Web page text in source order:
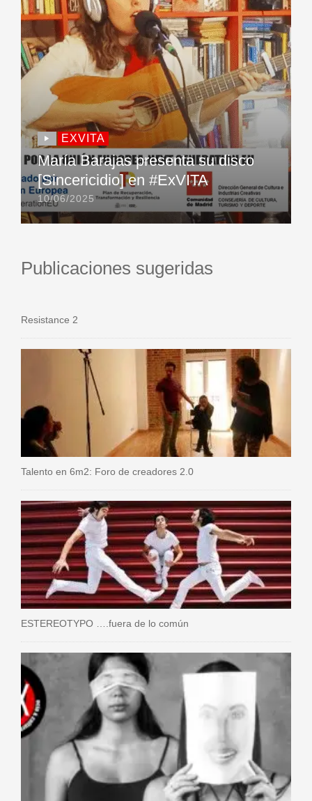
EXVITA
María Barajas presenta su disco
[Sincericidio] en #ExVITA
10/06/2025
Publicaciones sugeridas
Resistance 2
Talento en 6m2: Foro de creadores 2.0
ESTEREOTYPO ….fuera de lo común